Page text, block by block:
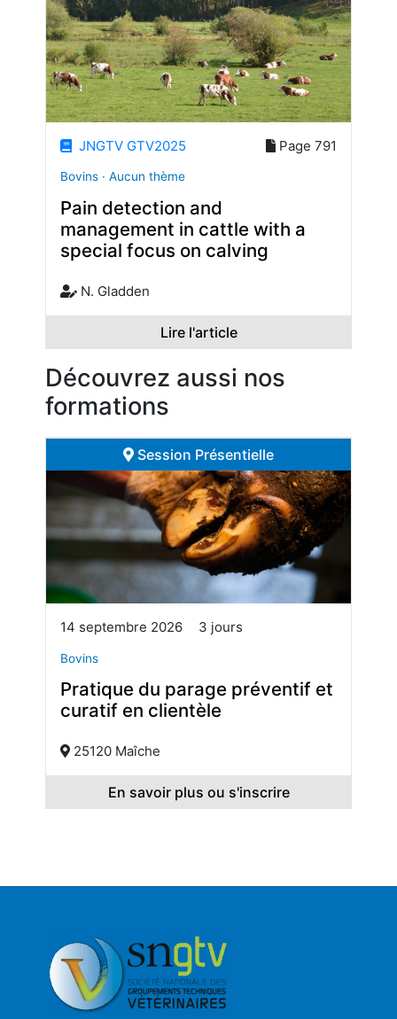
JNGTV GTV2025 Page 791
Bovins · Aucun thème
Pain detection and
management in cattle with a
special focus on calving
N. Gladden
Lire l'article
Découvrez aussi nos
formations
Session Présentielle
14 septembre 2026 3 jours
Bovins
Pratique du parage préventif et
curatif en clientèle
25120 Maîche
En savoir plus ou s'inscrire